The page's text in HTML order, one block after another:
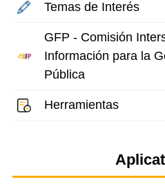
Temas de Interés
GFP - Comisión
Información para la
Pública
Herramientas